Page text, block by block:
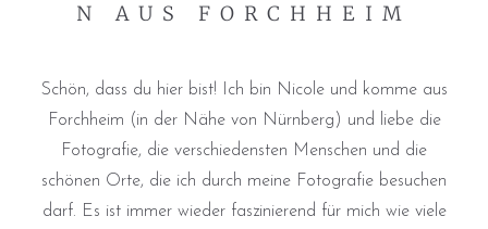
N AUS FORCHHEIM
Schön, dass du hier bist! Ich bin Nicole und komme aus
Forchheim (in der Nähe von Nürnberg) und liebe die
Fotografie, die verschiedensten Menschen und die
schönen Orte, die ich durch meine Fotografie besuchen
darf. Es ist immer wieder faszinierend für mich wie viele